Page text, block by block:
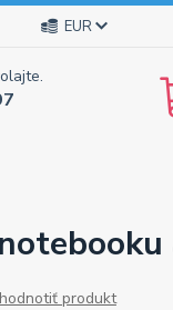
EUR
produkt